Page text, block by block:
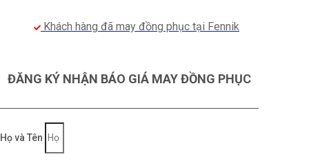
Khách hàng đã may đồng phục tại Fennik
ĐĂNG KÝ NHẬN BÁO GIÁ MAY ĐỒNG PHỤC
Họ và Tên